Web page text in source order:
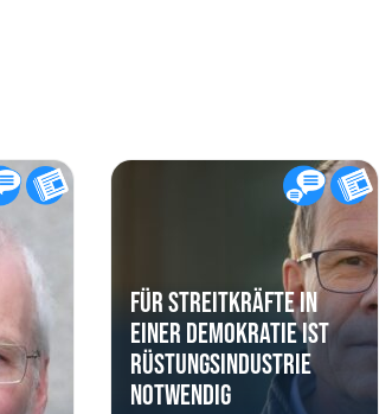
Für Streitkräfte in
einer Demokratie ist
Rüstungsindustrie
notwendig